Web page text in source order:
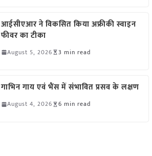
आईसीएआर ने विकसित किया अफ्रीकी स्वाइन
फीवर का टीका
August 5, 2026 3 min read
गाभिन गाय एवं भैंस में संभावित प्रसव के लक्षण
August 4, 2026 6 min read